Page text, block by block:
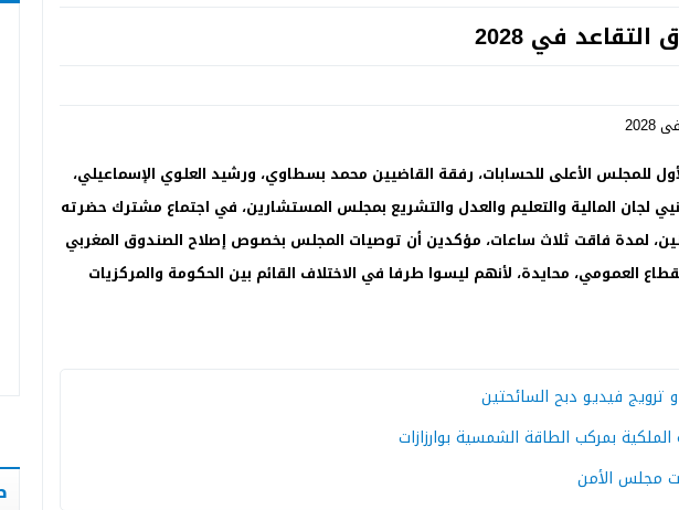
في 2028
للمجلس الأعلى للحسابات، رفقة القاضيين محمد بسطاوي، ورشيد العلوي الإسماعيلي،
لجان المالية والتعليم والعدل والتشريع بمجلس المستشارين، في اجتماع مشترك حضرته
لمدة فاقت ثلاث ساعات، مؤكدين أن توصيات المجلس بخصوص إصلاح الصندوق المغربي
العمومي، محايدة، لأنهم ليسوا طرفا في الاختلاف القائم بين الحكومة والمركزيات
فيديو دبح السائحتين
بمركب الطاقة الشمسية بوارزازات
مجلس الأمن